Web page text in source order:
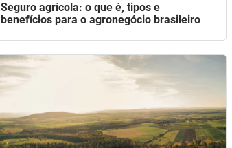
Seguro agrícola: o que é, tipos e
benefícios para o agronegócio brasileiro